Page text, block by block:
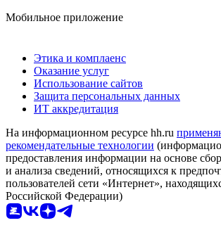
Мобильное приложение
Этика и комплаенс
Оказание услуг
Использование сайтов
Защита персональных данных
ИТ аккредитация
На информационном ресурсе hh.ru
рекомендательные технологии
предоставления информации на основе
и анализа сведений, относящихся к
пользователей сети «Интернет»,
Российской Федерации)